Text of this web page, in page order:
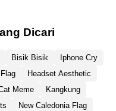
Dicari
Bisik Bisik
Iphone Cry
Headset Aesthetic
Meme
Kangkung
New Caledonia Flag